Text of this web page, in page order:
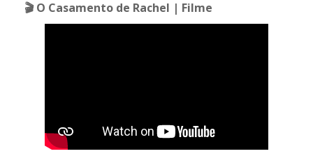
🎬 O Casamento de Rachel | Filme